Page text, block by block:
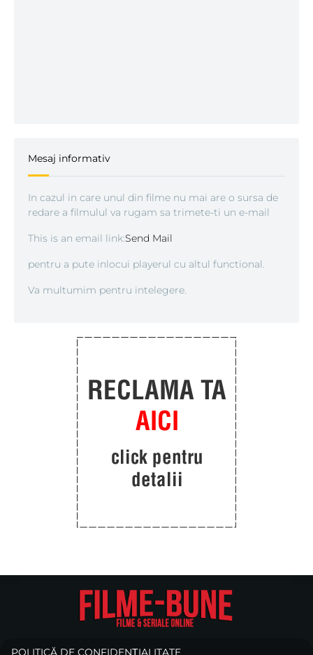
Mesaj informativ
In cazul in care unul din filme nu mai are o sursa de
redare a filmulul va rugam sa trimete-ti un e-mail
This is an email link:Send Mail
pentru a pute inlocui playerul cu altul functional.
Va multumim pentru intelegere.
POLITICĂ DE CONFIDENȚIALITATE